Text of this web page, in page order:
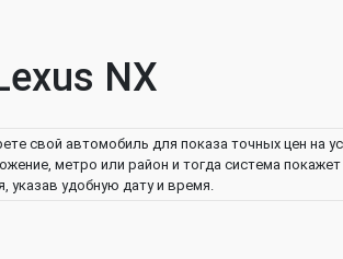
NX
свой автомобиль для показа точных цен на
метро или район и тогда система
указав удобную дату и время.